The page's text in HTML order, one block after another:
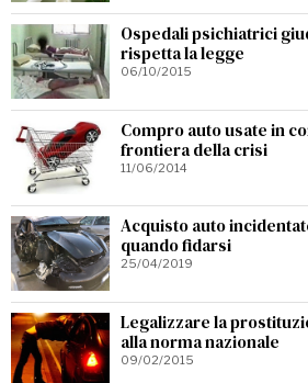
Ospedali psichiatrici
rispetta la legge
06/10/2015
Compro auto usate in
frontiera della crisi
11/06/2014
Acquisto auto
quando fidarsi
25/04/2019
Legalizzare la
alla norma nazionale
09/02/2015